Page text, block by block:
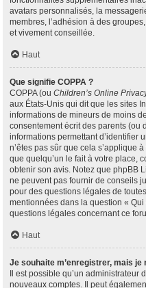
avatars personnalisés, la
membres, l’adhésion à des
et vivement conseillée.
Haut
Que signifie COPPA ?
COPPA (ou Children’s Online
aux États-Unis qui dit que les sites
informations de mineurs de moins
consentement écrit des parents (ou
informations permettant d’identifier
n’êtes pas sûr que cela s’applique
que quelqu’un le fait à votre place,
obtenir son avis. Notez que phpBB
ne peuvent pas fournir de conseils
pour des questions légales de
mentionnées dans la question «
questions légales concernant ce
Haut
Je souhaite m’enregistrer, mais je
Il est possible qu’un
nouveaux comptes. Il peut